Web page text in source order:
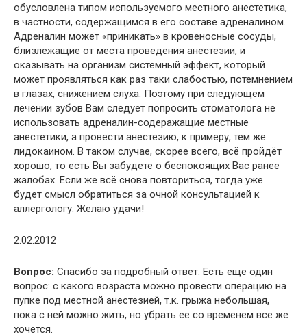
обусловлена типом используемого местного анестетика,
в частности, содержащимся в его составе адреналином.
Адреналин может «приникать» в кровеносные сосуды,
близлежащие от места проведения анестезии, и
оказывать на организм системный эффект, который
может проявляться как раз таки слабостью, потемнением
в глазах, снижением слуха. Поэтому при следующем
лечении зубов Вам следует попросить стоматолога не
использовать адреналин-содеражащие местные
анестетики, а провести анестезию, к примеру, тем же
лидокаином. В таком случае, скорее всего, всё пройдёт
хорошо, то есть Вы забудете о беспокоящих Вас ранее
жалобах. Если же всё снова повториться, тогда уже
будет смысл обратиться за очной консультацией к
аллергологу. Желаю удачи!
2.02.2012
Вопрос: Спасибо за подробный ответ. Есть еще один
вопрос: с какого возраста можно провести операцию на
пупке под местной анестезией, т.к. грыжа небольшая,
пока с ней можно жить, но убрать ее со временем все же
хочется.